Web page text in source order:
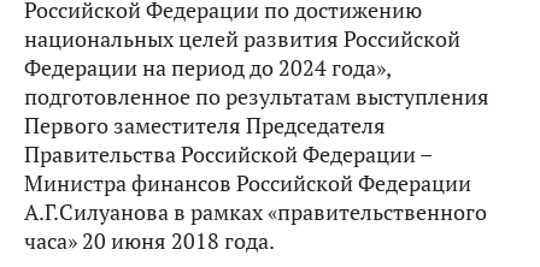
Российской Федерации по достижению
национальных целей развития Российской
Федерации на период до 2024 года»,
подготовленное по результатам выступления
Первого заместителя Председателя
Правительства Российской Федерации –
Министра финансов Российской Федерации
А.Г.Силуанова в рамках «правительственного
часа» 20 июня 2018 года.